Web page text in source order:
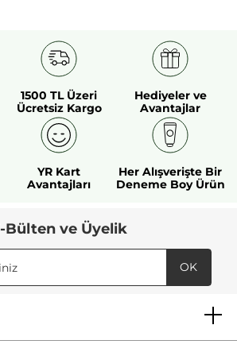
1500 TL Üzeri
Ücretsiz Kargo
Hediyeler ve
Avantajlar
YR Kart
Avantajları
Her Alışverişte Bir
Deneme Boy Ürün
E-Bülten ve Üyelik
OK